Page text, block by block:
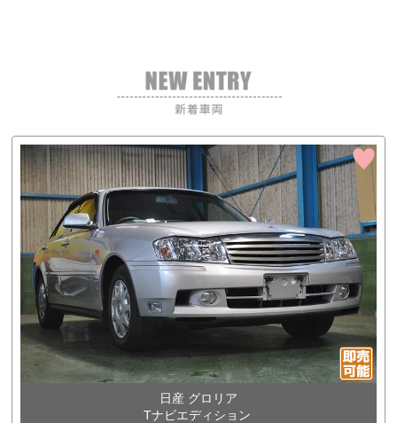
日産 グロリア
Tナビエディション